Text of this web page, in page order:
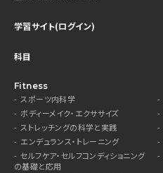
学習サイト(ログイン)
科目
Fitness
スポーツ内科学
ボディーメイク・エクササイズ
ストレッチングの科学と実践
エンデュランス・トレーニング
セルフケア・セルフコンディショニング
の基礎と応用